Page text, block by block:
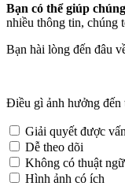
Bạn có thể giúp
nhiều thông tin, chúng
Bạn hài lòng đến đâu
Điều gì ảnh hưởng đến
Giải quyết được
Dễ theo dõi
Không có thuật ngữ
Hình ảnh có ích